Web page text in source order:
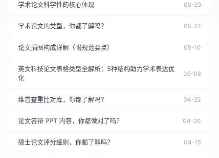
学术论文科学性的核心体现 05-29
学术论文的类型，你都了解吗？ 05-27
论文插图构成详解（附规范要点） 05-10
英文科技论文表格类型全解析：5种结构助力学术表达优
化
05-08
维普查重比对库，你都了解吗？ 04-22
论文答辩 PPT 内容，你都做对了吗？ 04-20
硕士论文评分细则，你都了解吗？ 04-15